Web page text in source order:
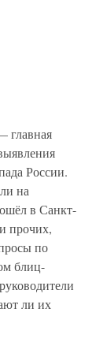
главная
России.
на
в Санкт-
прочих,
по
блиц-
ли их